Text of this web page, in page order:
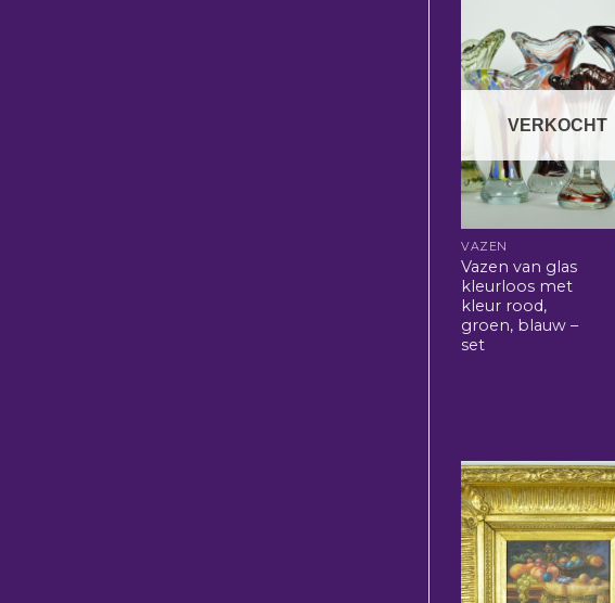
VERKOCHT
VAZEN
Vazen van glas
kleurloos met
kleur rood,
groen, blauw –
set